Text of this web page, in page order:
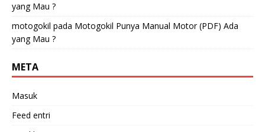
yang Mau ?
motogokil pada Motogokil Punya Manual Motor (PDF) Ada
yang Mau ?
META
Masuk
Feed entri